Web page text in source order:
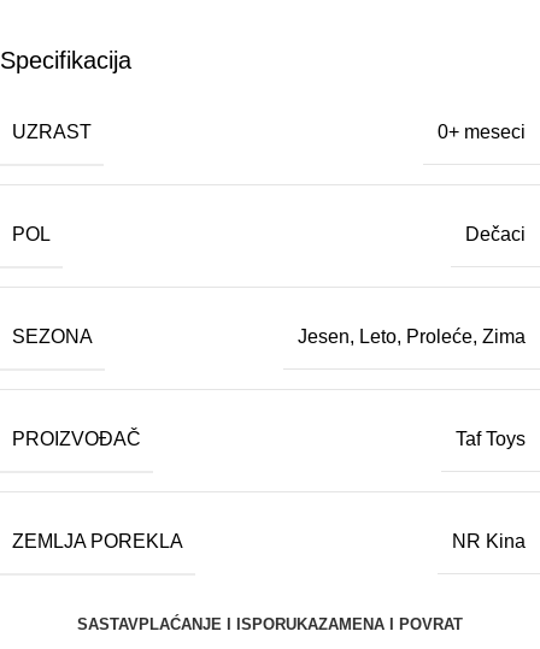
Specifikacija
UZRAST 0+ meseci
POL Dečaci
SEZONA Jesen, Leto, Proleće, Zima
PROIZVOĐAČ Taf Toys
ZEMLJA POREKLA NR Kina
SASTAVPLAĆANJE I ISPORUKAZAMENA I POVRAT